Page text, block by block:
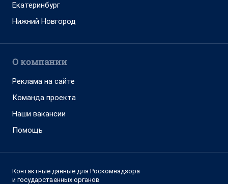
Екатеринбург
Нижний Новгород
О компании
Реклама на сайте
Команда проекта
Наши вакансии
Помощь
Контактные данные для Роскомнадзора
и государственных органов